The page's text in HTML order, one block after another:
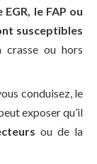
le FAP ou
susceptibles
crasse ou hors
conduisez, le
exposer qu’il
ou de la